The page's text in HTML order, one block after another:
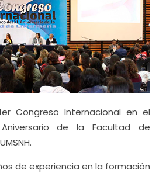
Congreso Internacional en el
de la Facultad de
de experiencia en la formación